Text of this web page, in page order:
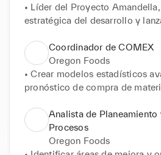
• Líder del Proyecto
estratégica del desarrollo y
de productos.
• Coordinar con stakeholders
el correcto flujo y ejecución
• Desarrollar la planificación
• Prospectar y desarrollar
canal tradicional.
• Diseñar la identidad de
Coordinador de COMEX
Oregon Foods
• Crear modelos estadísticos
pronóstico de compra de
• Formular, implementar y dar
del equipo y de proveedores.
• Capacitar y potenciar las
duras de los compañeros del
Analista de Planeamiento
Procesos
Oregon Foods